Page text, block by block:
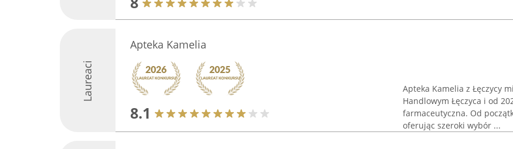
Laureaci
Apteka Kamelia
8.1
Apteka Kamelia z Łęczycy
Handlowym Łęczyca i od
farmaceutyczna. Od
oferując szeroki wybór ...